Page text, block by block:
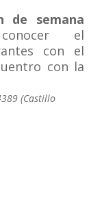
de semana
el
con el
con la
(Castillo